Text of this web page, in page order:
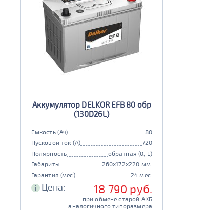
Аккумулятор DELKOR EFB 80 обр
(130D26L)
Емкость (Ач)
80
Пусковой ток (А)
720
Полярность
обратная (0, L)
Габариты
260x172x220 мм.
Гарантия (мес)
24 мес.
i Цена: 18 790 руб.
при обмене старой АКБ
аналогичного типоразмера